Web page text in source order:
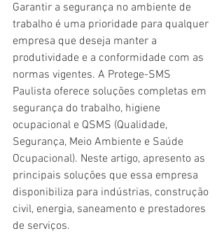
Garantir a segurança no ambiente de
trabalho é uma prioridade para qualquer
empresa que deseja manter a
produtividade e a conformidade com as
normas vigentes. A Protege-SMS
Paulista oferece soluções completas em
segurança do trabalho, higiene
ocupacional e QSMS (Qualidade,
Segurança, Meio Ambiente e Saúde
Ocupacional). Neste artigo, apresento as
principais soluções que essa empresa
disponibiliza para indústrias, construção
civil, energia, saneamento e prestadores
de serviços.